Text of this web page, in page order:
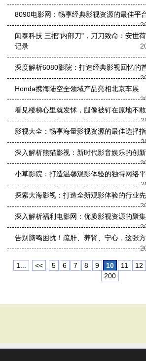
8090电影网：畅享经典影视资源的最佳平
闻泰科技 三把"内部刀"，刀刀致命：安世
记录
深度解析6080影院：打造经典影视回忆的
Honda携海陆空全领域产品亮相北京车展
看见楼梯心里就发怵，腿像被钉在原地不
影视大全：畅享海量影视资源的最佳选择
深入解析熊猫影视：新时代影音娱乐的创
小草影院：打造温馨观影体验的独特网络
探索大海影视：打造全新观影体验的行业
深入解析福利电影网：优质影视资源的聚
告别脑鸣困扰！疏肝、养肾、宁心，这张
1... << 5 6 7 8 9 10 11 12
200